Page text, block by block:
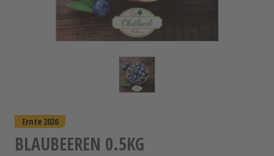
Ernte 2026
BLAUBEEREN 0.5KG